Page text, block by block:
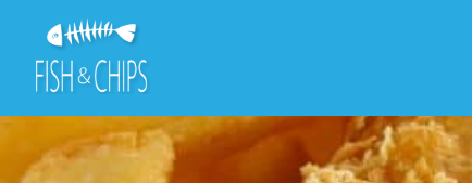
principal